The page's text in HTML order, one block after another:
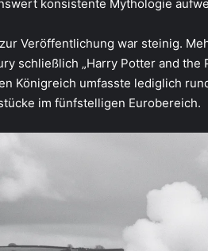
konsistente Mythologie
Veröffentlichung war steinig.
schließlich „Harry Potter and the
Königreich umfasste lediglich
im fünfstelligen Eurobereich.